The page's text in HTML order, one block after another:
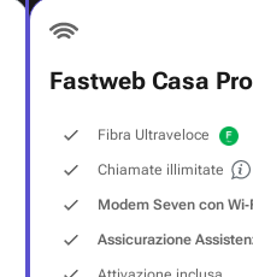
Fastweb Casa Pro
Fibra Ultraveloce
Chiamate illimitate
Modem Seven con
Assicurazione